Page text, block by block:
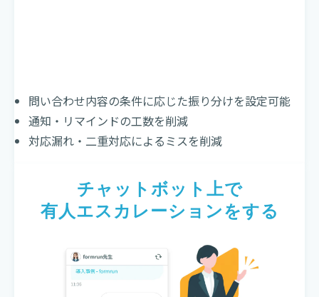
問い合わせ内容の条件に応じた振り分けを設定可能
通知・リマインドの工数を削減
対応漏れ・二重対応によるミスを削減
チャットボット上で
有人エスカレーションをする